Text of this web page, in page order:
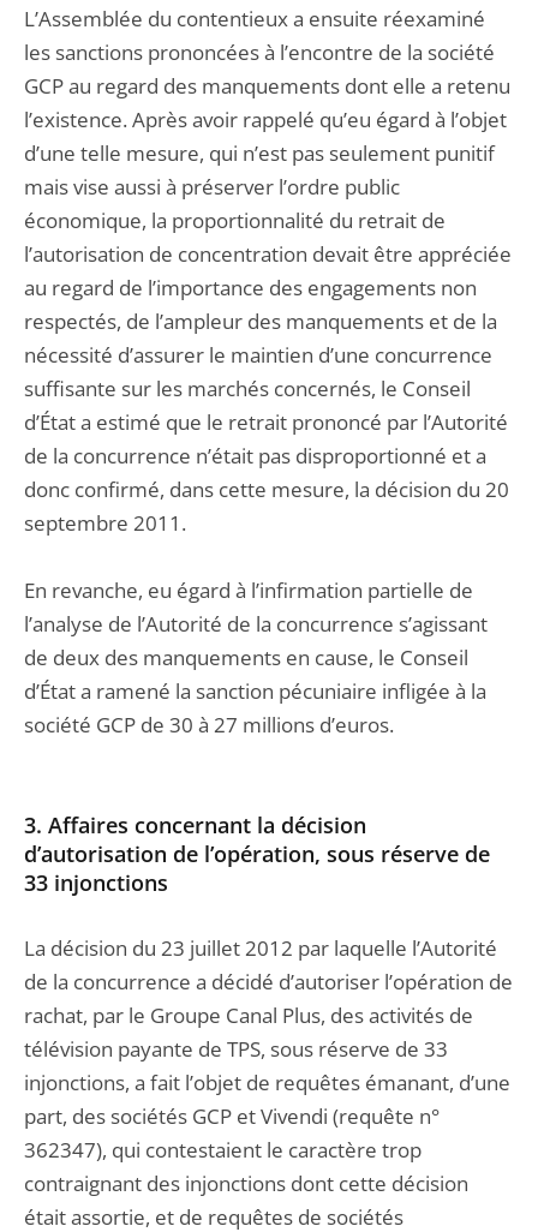
L’Assemblée du contentieux a ensuite réexaminé
les sanctions prononcées à l’encontre de la société
GCP au regard des manquements dont elle a retenu
l’existence. Après avoir rappelé qu’eu égard à l’objet
d’une telle mesure, qui n’est pas seulement punitif
mais vise aussi à préserver l’ordre public
économique, la proportionnalité du retrait de
l’autorisation de concentration devait être appréciée
au regard de l’importance des engagements non
respectés, de l’ampleur des manquements et de la
nécessité d’assurer le maintien d’une concurrence
suffisante sur les marchés concernés, le Conseil
d’État a estimé que le retrait prononcé par l’Autorité
de la concurrence n’était pas disproportionné et a
donc confirmé, dans cette mesure, la décision du 20
septembre 2011.
En revanche, eu égard à l’infirmation partielle de
l’analyse de l’Autorité de la concurrence s’agissant
de deux des manquements en cause, le Conseil
d’État a ramené la sanction pécuniaire infligée à la
société GCP de 30 à 27 millions d’euros.
3. Affaires concernant la décision
d’autorisation de l’opération, sous réserve de
33 injonctions
La décision du 23 juillet 2012 par laquelle l’Autorité
de la concurrence a décidé d’autoriser l’opération de
rachat, par le Groupe Canal Plus, des activités de
télévision payante de TPS, sous réserve de 33
injonctions, a fait l’objet de requêtes émanant, d’une
part, des sociétés GCP et Vivendi (requête n°
362347), qui contestaient le caractère trop
contraignant des injonctions dont cette décision
était assortie, et de requêtes de sociétés